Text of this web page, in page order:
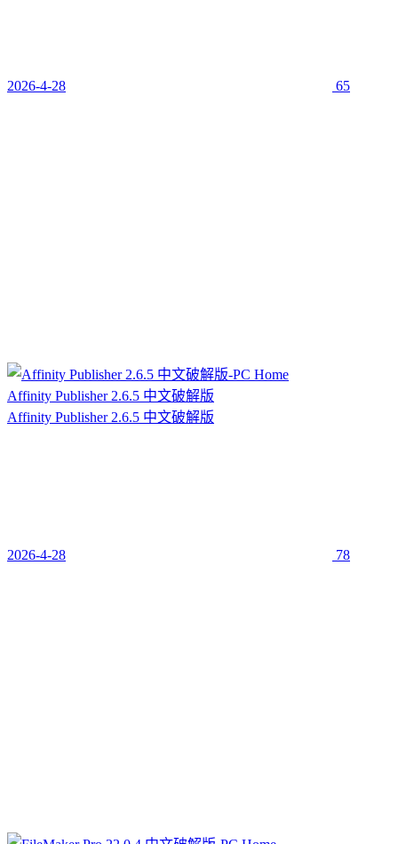
2026-4-28 65
Affinity Publisher 2.6.5 中文破解版
Affinity Publisher 2.6.5 中文破解版
2026-4-28 78